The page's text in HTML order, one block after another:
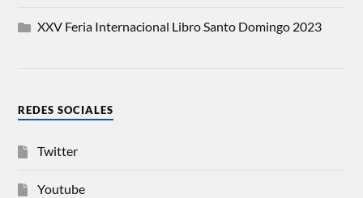
XXV Feria Internacional Libro Santo Domingo 2023
REDES SOCIALES
Twitter
Youtube